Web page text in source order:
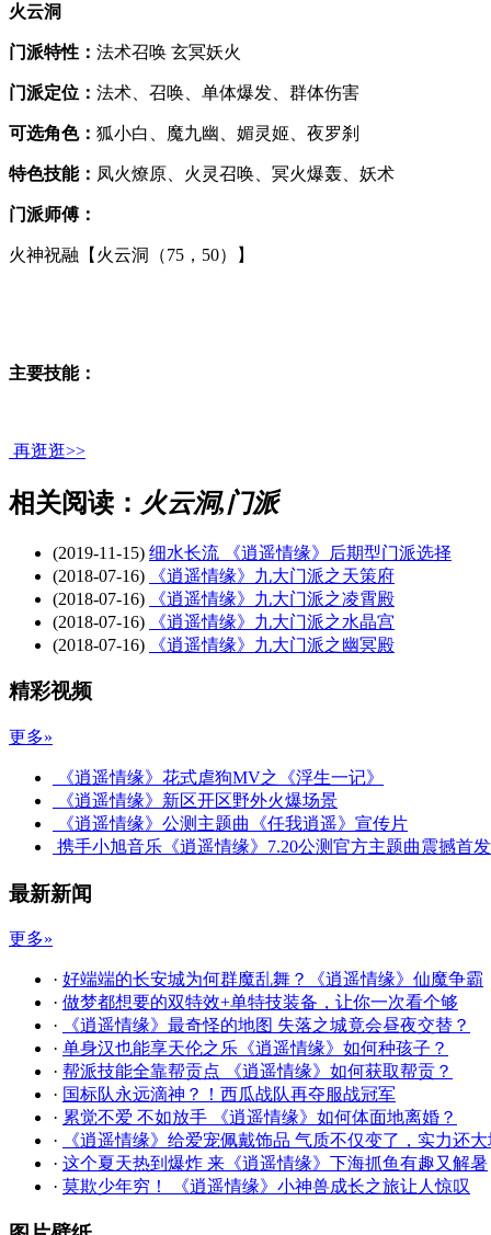
火云洞
门派特性： 法术召唤 玄冥妖火
门派定位： 法术、召唤、单体爆发、群体伤害
可选角色： 狐小白、魔九幽、媚灵姬、夜罗刹
特色技能： 凤火燎原、火灵召唤、冥火爆轰、妖术
门派师傅：
火神祝融【火云洞（75，50）】
主要技能：
再逛逛>>
相关阅读： 火云洞,门派
(2019-11-15) 细水长流 《逍遥情缘》后期型门派选择
(2018-07-16)
《逍遥情缘》九大门派之天策府
(2018-07-16)
《逍遥情缘》九大门派之凌霄殿
(2018-07-16)
《逍遥情缘》九大门派之水晶宫
(2018-07-16)
《逍遥情缘》九大门派之幽冥殿
精彩视频
更多»
《逍遥情缘》花式虐狗MV之《浮生一记》
《逍遥情缘》新区开区野外火爆场景
《逍遥情缘》公测主题曲《任我逍遥》宣传片
携手小旭音乐《逍遥情缘》7.20公测官方主题曲震撼首发
最新新闻
更多»
· 好端端的长安城为何群魔乱舞？《逍遥情缘》仙魔争霸
· 做梦都想要的双特效+单特技装备，让你一次看个够
·
《逍遥情缘》最奇怪的地图 失落之城竟会昼夜交替？
· 单身汉也能享天伦之乐《逍遥情缘》如何种孩子？
· 帮派技能全靠帮贡点 《逍遥情缘》如何获取帮贡？
· 国标队永远滴神？！西瓜战队再夺服战冠军
· 累觉不爱 不如放手 《逍遥情缘》如何体面地离婚？
·
《逍遥情缘》给爱宠佩戴饰品 气质不仅变了，实力还
· 这个夏天热到爆炸 来《逍遥情缘》下海抓鱼有趣又解暑
· 莫欺少年穷！ 《逍遥情缘》小神兽成长之旅让人惊叹